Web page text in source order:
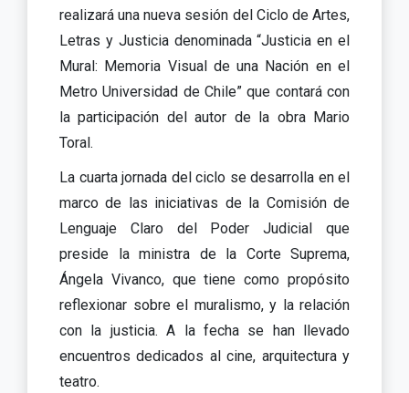
realizará una nueva sesión del Ciclo de Artes,
Letras y Justicia denominada “Justicia en el
Mural: Memoria Visual de una Nación en el
Metro Universidad de Chile” que contará con
la participación del autor de la obra Mario
Toral.
La cuarta jornada del ciclo se desarrolla en el
marco de las iniciativas de la Comisión de
Lenguaje Claro del Poder Judicial que
preside la ministra de la Corte Suprema,
Ángela Vivanco, que tiene como propósito
reflexionar sobre el muralismo, y la relación
con la justicia. A la fecha se han llevado
encuentros dedicados al cine, arquitectura y
teatro.